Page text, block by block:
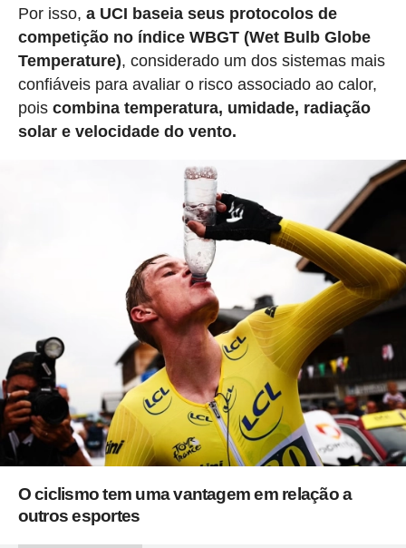
Por isso, a UCI baseia seus protocolos de
competição no índice WBGT (Wet Bulb Globe
Temperature), considerado um dos sistemas mais
confiáveis para avaliar o risco associado ao calor,
pois combina temperatura, umidade, radiação
solar e velocidade do vento.
O ciclismo tem uma vantagem em relação a
outros esportes